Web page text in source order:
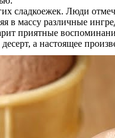
сладкоежек. Люди
в массу различные
приятные
а настоящее